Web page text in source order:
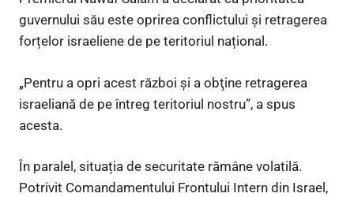
guvernului său este oprirea conflictului și retragerea
forțelor israeliene de pe teritoriul național.
„Pentru a opri acest război şi a obţine retragerea
israeliană de pe întreg teritoriul nostru”, a spus
acesta.
În paralel, situația de securitate rămâne volatilă.
Potrivit Comandamentului Frontului Intern din Israel,